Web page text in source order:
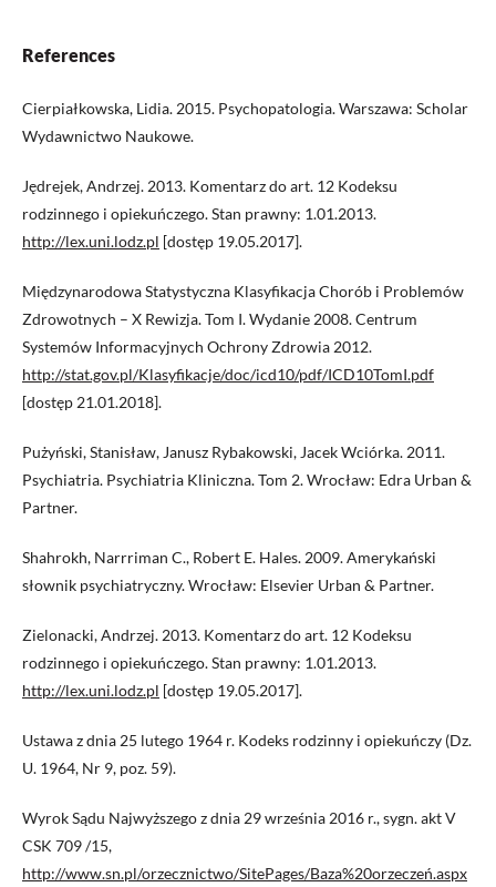
References
Cierpiałkowska, Lidia. 2015. Psychopatologia. Warszawa: Scholar
Wydawnictwo Naukowe.
Jędrejek, Andrzej. 2013. Komentarz do art. 12 Kodeksu
rodzinnego i opiekuńczego. Stan prawny: 1.01.2013.
http://lex.uni.lodz.pl [dostęp 19.05.2017].
Międzynarodowa Statystyczna Klasyfikacja Chorób i Problemów
Zdrowotnych – X Rewizja. Tom I. Wydanie 2008. Centrum
Systemów Informacyjnych Ochrony Zdrowia 2012.
http://stat.gov.pl/Klasyfikacje/doc/icd10/pdf/ICD10TomI.pdf
[dostęp 21.01.2018].
Pużyński, Stanisław, Janusz Rybakowski, Jacek Wciórka. 2011.
Psychiatria. Psychiatria Kliniczna. Tom 2. Wrocław: Edra Urban &
Partner.
Shahrokh, Narrriman C., Robert E. Hales. 2009. Amerykański
słownik psychiatryczny. Wrocław: Elsevier Urban & Partner.
Zielonacki, Andrzej. 2013. Komentarz do art. 12 Kodeksu
rodzinnego i opiekuńczego. Stan prawny: 1.01.2013.
http://lex.uni.lodz.pl [dostęp 19.05.2017].
Ustawa z dnia 25 lutego 1964 r. Kodeks rodzinny i opiekuńczy (Dz.
U. 1964, Nr 9, poz. 59).
Wyrok Sądu Najwyższego z dnia 29 września 2016 r., sygn. akt V
CSK 709 /15,
http://www.sn.pl/orzecznictwo/SitePages/Baza%20orzeczeń.aspx